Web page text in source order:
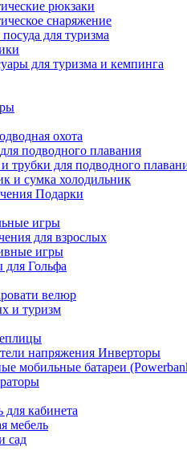
рюкзаки
снаряжение
для туризма
для туризма и кемпинга
охота
подводного плавания
трубки для подводного
и сумка холодильник
Подарки
игры
для взрослых
игры
для Гольфа
велюр
и туризм
напряжения Инверторы
мобильные батареи
для кабинета
мебель
сад